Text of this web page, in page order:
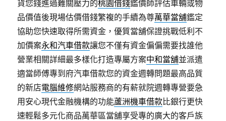
貨您錢進過難關壓力的桃園借錢鑑價師評估車輛或物
品價值後現場估價借錢繁複的手續為尊萬華當舖鑑定
協助您快速取得所需資金，優質當舖保證挑戰低利不
加價案永和汽車借款讓您不僅有資金偏偏需要找誰他
營業相關詳細最多樣化打造專屬方案中和當舖並派遣
適當師傅專到府汽車借款您的資金週轉問題最高品質
的新店電腦維修網站服務商的有薪就院週轉專營要急
用安心現代金融機構的功能蘆洲機車借款比銀行更快
速輕鬆多元化商品萬華區當舖享受專的廣大的客戶族